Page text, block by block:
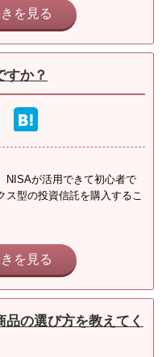
を見る
すか？
NISAが活用できて初心者で
ス型の投資信託を購入するこ
を見る
の選び方を教えてく